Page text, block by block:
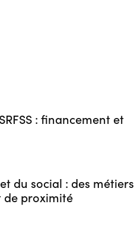
: financement et
du social : des métiers
de proximité